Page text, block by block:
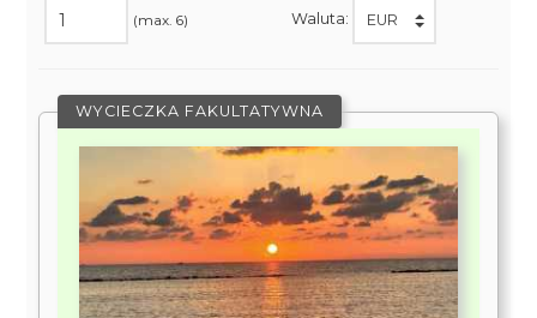
(max. 6) Waluta:
WYCIECZKA FAKULTATYWNA